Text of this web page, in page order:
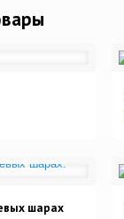
шарах